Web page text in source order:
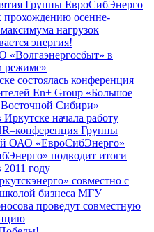
Группы ЕвроСибЭнерго
прохождению осенне-
нагрузок
энергия!
«Волгаэнергосбыт» в
режиме»
состоялась конференция
En+ Group «Большое
Сибири»
начала работу
Группы
ОАО «ЕвроСибЭнерго»
подводит итоги
2011 году
совместно с
бизнеса МГУ
проведут совместную